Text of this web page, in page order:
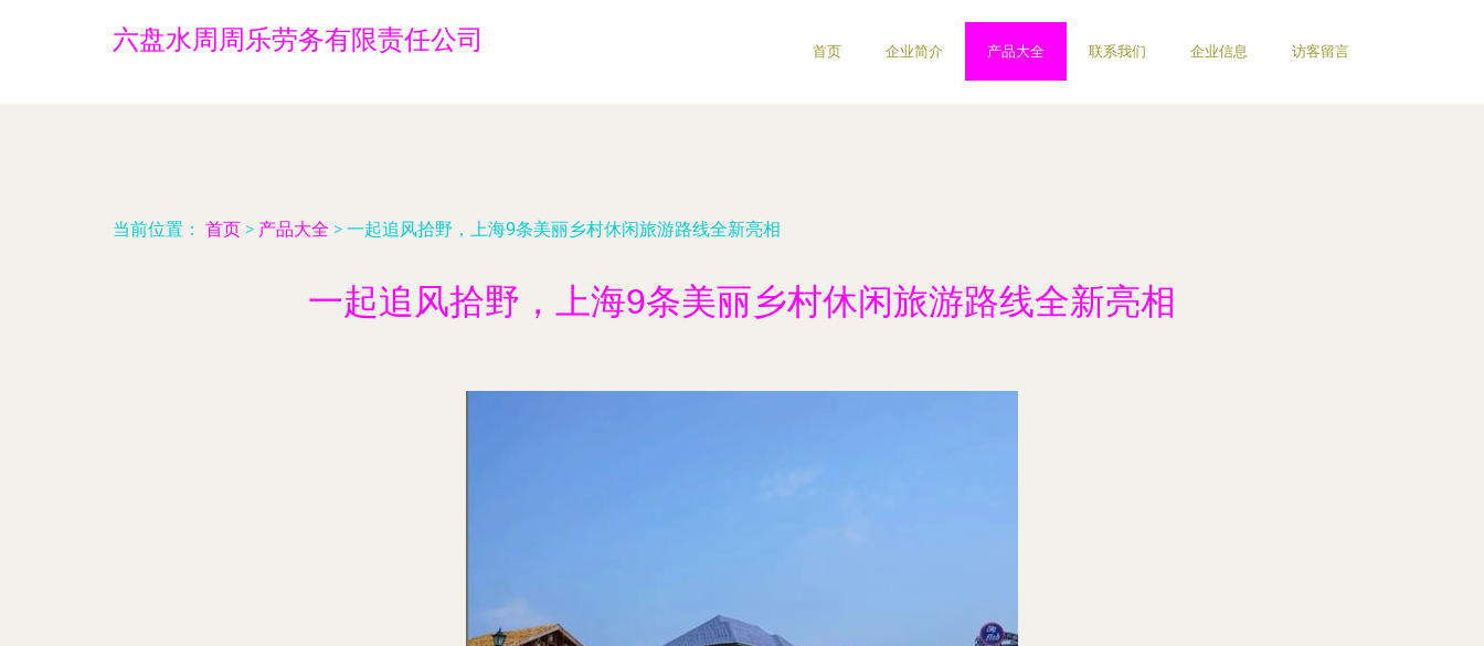
六盘水周周乐劳务有限责任公司 首页 企业简介 产品大全 联系我们 企业信息 访客留言
当前位置： 首页 > 产品大全 > 一起追风拾野，上海9条美丽乡村休闲旅游路线全新亮相
一起追风拾野，上海9条美丽乡村休闲旅游路线全新亮相